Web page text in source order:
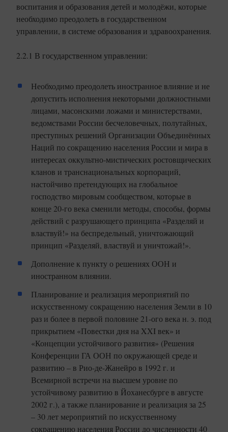
воспитания и образования детей и молодёжи, которые
необходимо преодолеть в государственном
управлении, в системе образования и здравоохранения.
2.2.1 В государственном управлении:
Необходимо преодолеть иностранное влияние и не
допустить исполнения некоторыми должностными
лицами, масонскими ложами и министерствами,
ведомствами России бесчеловечных, полутайных,
преступных решений Организации Объединённых
Наций по сокращению населения России и мира в
интересах оккультно-мистических ростовщических
кланов и транснациональных корпораций,
настойчиво претендующих на глобальное
господство мировым сообществом, которые в
конце 20-го века сменили методы, способы, формы
действий с разрушающего принципа «Разделяй и
властвуй!» на беспредельный, уничтожающий
принцип «Разделяй, властвуй и уничтожай!».
Дополнение к пункту о решениях ООН и
иностранном влиянии.
Планирование и реализация мероприятий по
искусственному сокращению населения Земли в 10
раз и более в первой половине 21-ого века н. э. под
прикрытием «Повестки дня на XXI век» и
«Концепции устойчивого развития» (Решения
Конференции ГА ООН по окружающей среде и
развитию – в Рио-де-Жанейро в 1992 г. и
Всемирной встречи на высшем уровне по
устойчивому развитию в Йоханесбурге в августе
2002 г.), а также планирование и реализация за 25
– 30 лет мероприятий по искусственному
сокращению населения России до численности 40